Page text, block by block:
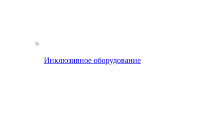
Инклюзивное оборудование